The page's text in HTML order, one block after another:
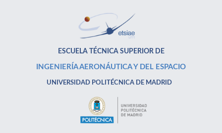
ESCUELA TÉCNICA SUPERIOR DE
INGENIERÍA AERONÁUTICA Y DEL ESPACIO
UNIVERSIDAD POLITÉCNICA DE MADRID